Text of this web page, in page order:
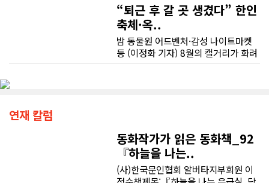
“퇴근 후 갈 곳 생겼다” 한인
축체·옥..
밤 동물원 어드벤처·감성 나이트마켓
등 (이정화 기자) 8월의 캘거리가 화려
8일 한인의 날 축제 "밤 10시까지 K푸
드·K팝 무대 확장"캘거리의 여름 밤 낭
만은 이번 주말, 우리 동포들이 이끄는
거대한 축제의 장에서 첫 번째 정점을
연재 칼럼
동화작가가 읽은 동화책_92
『하늘을 나는..
(사)한국문인협회 알버타지부회원 이